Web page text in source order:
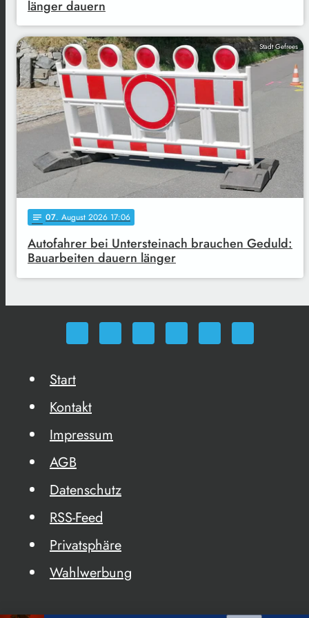
länger dauern
Stadt Gefrees
notes 07. August 2026 17:06
Autofahrer bei Untersteinach brauchen Geduld:
Bauarbeiten dauern länger
Start
Kontakt
Impressum
AGB
Datenschutz
RSS-Feed
Privatsphäre
Wahlwerbung